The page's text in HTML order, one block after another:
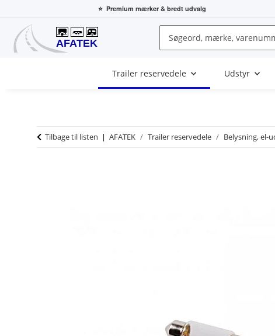
⭐ Premium mærker & bredt udvalg
Trailer reservedele Udstyr
Tilbage til listen AFATEK Trailer reservedele Belysning, el-